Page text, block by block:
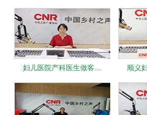
妇儿医院产科医生做客… 顺义